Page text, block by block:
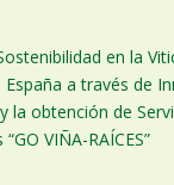
en la
España a través de
la obtención de
VIÑA-RAÍCES”